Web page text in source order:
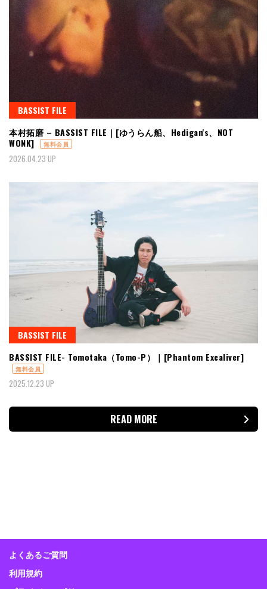
BASSIST FILE
本村拓磨 – BASSIST FILE｜[ゆうらん船、Hedigan's、NOT
WONK]
無料会員
2026.04.23 UP
BASSIST FILE
BASSIST FILE- Tomotaka（Tomo-P）｜[Phantom Excaliver]
無料会員
2025.12.23 UP
READ MORE
よくあるご質問
利用規約